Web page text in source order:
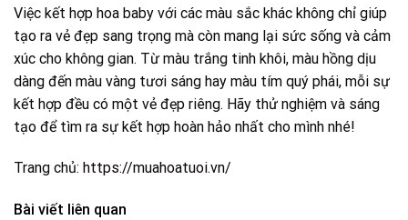
Việc kết hợp hoa baby với các màu sắc khác không chỉ giúp
tạo ra vẻ đẹp sang trọng mà còn mang lại sức sống và cảm
xúc cho không gian. Từ màu trắng tinh khôi, màu hồng dịu
dàng đến màu vàng tươi sáng hay màu tím quý phái, mỗi sự
kết hợp đều có một vẻ đẹp riêng. Hãy thử nghiệm và sáng
tạo để tìm ra sự kết hợp hoàn hảo nhất cho mình nhé!
Trang chủ: https://muahoatuoi.vn/
Bài viết liên quan